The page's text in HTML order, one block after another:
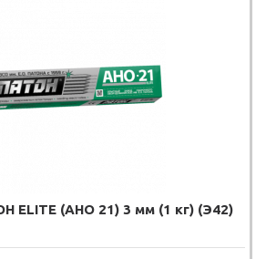
ELITE (АНО 21) 3 мм (1 кг) (Э42)